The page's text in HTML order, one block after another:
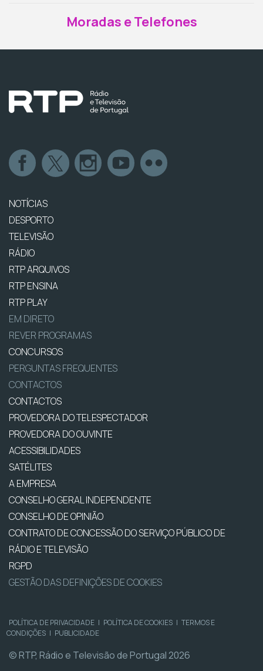
Moradas e Telefones
NOTÍCIAS
DESPORTO
TELEVISÃO
RÁDIO
RTP ARQUIVOS
RTP ENSINA
RTP PLAY
EM DIRETO
REVER PROGRAMAS
CONCURSOS
PERGUNTAS FREQUENTES
CONTACTOS
CONTACTOS
PROVEDORA DO TELESPECTADOR
PROVEDORA DO OUVINTE
ACESSIBILIDADES
SATÉLITES
A EMPRESA
CONSELHO GERAL INDEPENDENTE
CONSELHO DE OPINIÃO
CONTRATO DE CONCESSÃO DO SERVIÇO PÚBLICO DE
RÁDIO E TELEVISÃO
RGPD
GESTÃO DAS DEFINIÇÕES DE COOKIES
POLÍTICA DE PRIVACIDADE | POLÍTICA DE COOKIES | TERMOS E
CONDIÇÕES | PUBLICIDADE
© RTP, Rádio e Televisão de Portugal 2026